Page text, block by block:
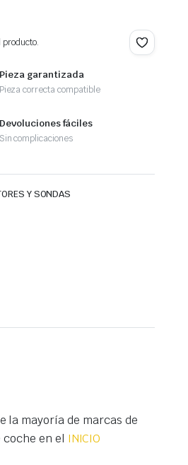
producto.
Pieza garantizada
Pieza correcta compatible
Devoluciones fáciles
Sin complicaciones
Y SONDAS
la mayoría de marcas de
en el INICIO